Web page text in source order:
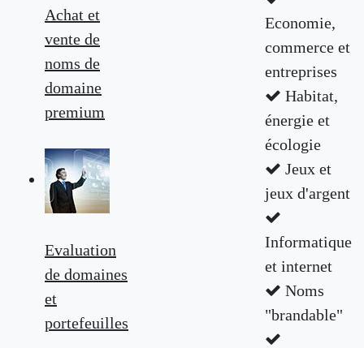
Achat et
vente de
noms de
domaine
premium
Evaluation
de domaines
et
portefeuilles
Economie,
commerce et
entreprises
Habitat,
énergie et
écologie
Jeux et
jeux d'argent
Informatique
et internet
Noms
"brandable"